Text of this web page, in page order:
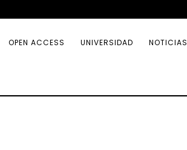
OPEN ACCESS UNIVERSIDAD NOTICIAS